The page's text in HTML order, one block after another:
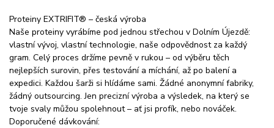
Proteiny EXTRIFIT® – česká výroba
Naše proteiny vyrábíme pod jednou střechou v Dolním Újezdě:
vlastní vývoj, vlastní technologie, naše odpovědnost za každý
gram. Celý proces držíme pevně v rukou – od výběru těch
nejlepších surovin, přes testování a míchání, až po balení a
expedici. Každou šarži si hlídáme sami. Žádné anonymní fabriky,
žádný outsourcing. Jen precizní výroba a výsledek, na který se
tvoje svaly můžou spolehnout – ať jsi profík, nebo nováček.
Doporučené dávkování: